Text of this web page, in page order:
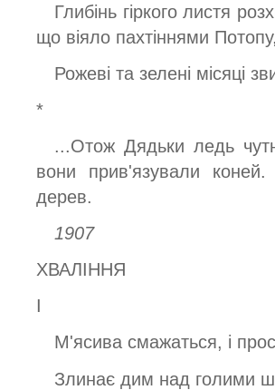
Глибінь гіркого листя
що віяло пахтіннями Потопу,
Рожеві та зелені місяці
*
...Отож Дядьки ледь
вони прив'язували
дерев.
1907
ХВАЛІННЯ
І
М'ясива смажаться, і
Злинає дим над голими